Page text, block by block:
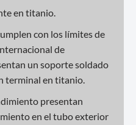
en titanio.
con los límites de
de
un soporte soldado
terminal en titanio.
presentan
en el tubo exterior